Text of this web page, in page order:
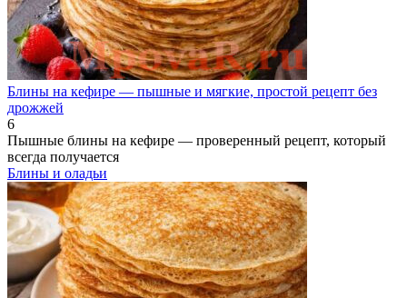
Блины на кефире — пышные и мягкие, простой рецепт без
дрожжей
6
Пышные блины на кефире — проверенный рецепт, который
всегда получается
Блины и оладьи